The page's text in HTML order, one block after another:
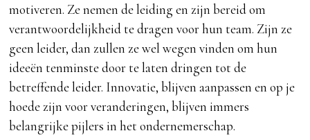
motiveren. Ze nemen de leiding en zijn bereid om
verantwoordelijkheid te dragen voor hun team. Zijn ze
geen leider, dan zullen ze wel wegen vinden om hun
ideeën tenminste door te laten dringen tot de
betreffende leider. Innovatie, blijven aanpassen en op je
hoede zijn voor veranderingen, blijven immers
belangrijke pijlers in het ondernemerschap.